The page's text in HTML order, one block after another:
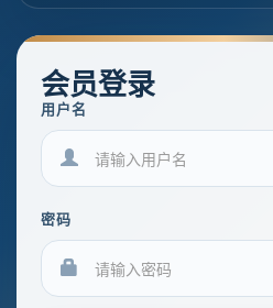
会员登录
用户名
密码